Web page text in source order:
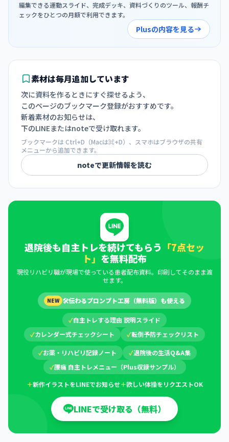
編集できる運動スライド、完成デッキ、資料づくりのツール、報酬チ
ェックをひとつの月額で利用できます。
Plusの内容を見る
素材は毎月追加しています
次に資料を作るときにすぐ探せるよう、
このページのブックマーク登録がおすすめです。
新着素材のお知らせは、
下のLINEまたはnoteで受け取れます。
ブックマークは Ctrl+D（Macは⌘+D）、スマホはブラウザの共有
メニューから追加できます。
noteで更新情報を読む
退院後も自主トレを続けてもらう 「7点セッ
ト」 を無料配布
現役リハビリ職が現場で使っている患者配布資料。印刷してそのまま渡
せます。
NEW 🛠伝わるプロンプト工房（無料版）も使える
✓自主トレする理由 説明スライド
✓カレンダー式チェックシート ✓転倒予防チェックリスト
✓お薬・リハビリ記録ノート ✓退院後の生活Q&A集
✓腰痛 自主トレメニュー（Plus収録サンプル）
＋新作イラストをLINEでお知らせ＋欲しい体操をリクエストOK
LINEで受け取る（無料）